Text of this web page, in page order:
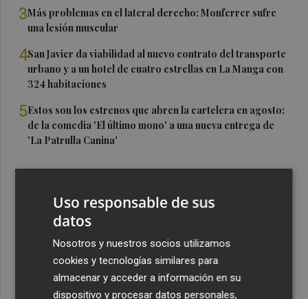
3Más problemas en el lateral derecho: Monferrer sufre
una lesión muscular
4San Javier da viabilidad al nuevo contrato del transporte
urbano y a un hotel de cuatro estrellas en La Manga con
324 habitaciones
5Estos son los estrenos que abren la cartelera en agosto:
de la comedia 'El último mono' a una nueva entrega de
'La Patrulla Canina'
Uso responsable de sus
datos
Nosotros y nuestros socios utilizamos
cookies y tecnologías similares para
almacenar y acceder a información en su
dispositivo y procesar datos personales,